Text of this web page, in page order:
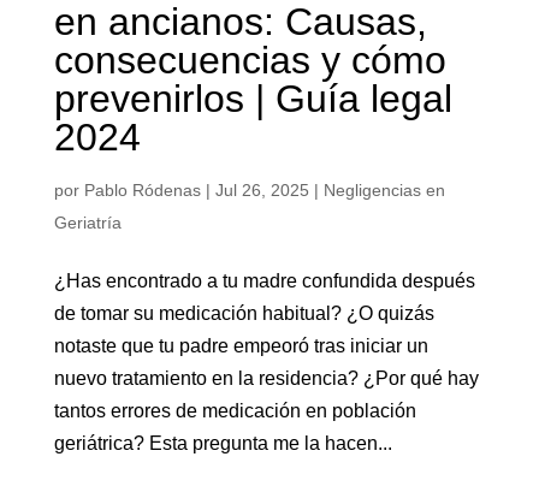
en ancianos: Causas,
consecuencias y cómo
prevenirlos | Guía legal
2024
por Pablo Ródenas| Jul 26, 2025 | Negligencias en
Geriatría
¿Has encontrado a tu madre confundida después
de tomar su medicación habitual? ¿O quizás
notaste que tu padre empeoró tras iniciar un
nuevo tratamiento en la residencia? ¿Por qué hay
tantos errores de medicación en población
geriátrica? Esta pregunta me la hacen...